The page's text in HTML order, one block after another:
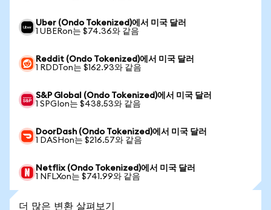
Uber (Ondo Tokenized)에서 미국 달러
1 UBERon는 $74.36와 같음
Reddit (Ondo Tokenized)에서 미국 달러
1 RDDTon는 $162.93와 같음
S&P Global (Ondo Tokenized)에서 미국 달러
1 SPGIon는 $438.53와 같음
DoorDash (Ondo Tokenized)에서 미국 달러
1 DASHon는 $216.57와 같음
Netflix (Ondo Tokenized)에서 미국 달러
1 NFLXon는 $741.99와 같음
더 많은 변환 살펴보기